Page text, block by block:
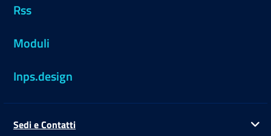
Rss
Moduli
Inps.design
Sedi e Contatti